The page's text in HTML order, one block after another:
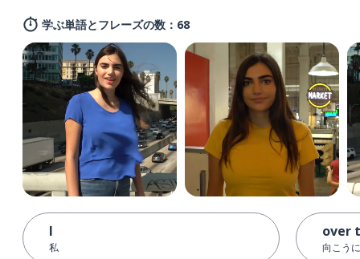
学ぶ単語とフレーズの数：68
I
私
over
向こうに